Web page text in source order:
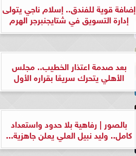
إضافة قوية للفندق.. إسلام ناجي يتولى
إدارة التسويق في شتايجنبرجر الهرم
بعد صدمة اعتذار الخطيب.. مجلس
الأهلي يتحرك سريعًا بقراره الأول
بالصور | رفاهية بلا حدود واستعداد
كامل.. وليد نبيل العلي يعلن جاهزية...